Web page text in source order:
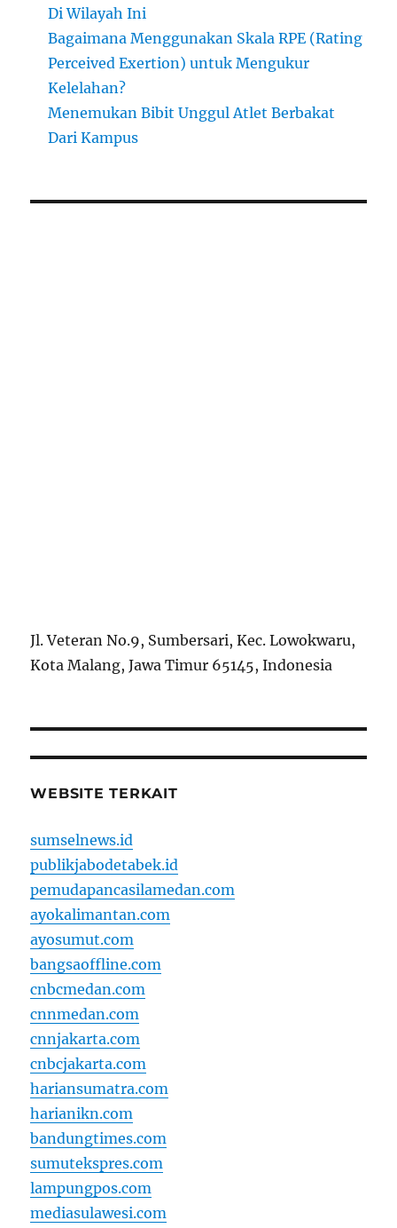
Di Wilayah Ini
Bagaimana Menggunakan Skala RPE (Rating
Perceived Exertion) untuk Mengukur
Kelelahan?
Menemukan Bibit Unggul Atlet Berbakat
Dari Kampus
Jl. Veteran No.9, Sumbersari, Kec. Lowokwaru,
Kota Malang, Jawa Timur 65145, Indonesia
WEBSITE TERKAIT
sumselnews.id
publikjabodetabek.id
pemudapancasilamedan.com
ayokalimantan.com
ayosumut.com
bangsaoffline.com
cnbcmedan.com
cnnmedan.com
cnnjakarta.com
cnbcjakarta.com
hariansumatra.com
harianikn.com
bandungtimes.com
sumutekspres.com
lampungpos.com
mediasulawesi.com